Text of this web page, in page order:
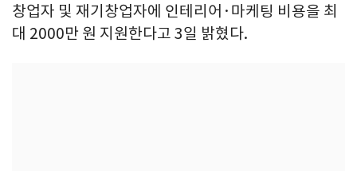
창업자 및 재기창업자에 인테리어·마케팅 비용을 최
대 2000만 원 지원한다고 3일 밝혔다.